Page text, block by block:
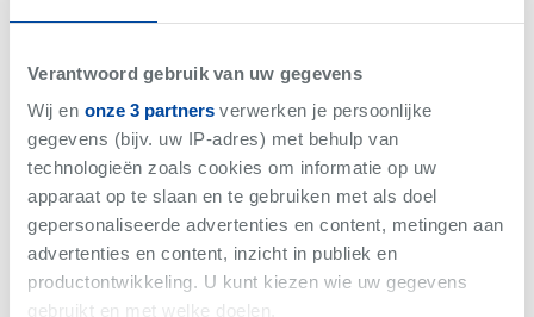
Verantwoord gebruik van uw gegevens
Wij en onze 3 partnersverwerken je persoonlijke
gegevens (bijv. uw IP-adres) met behulp van
technologieën zoals cookies om informatie op uw
apparaat op te slaan en te gebruiken met als doel
gepersonaliseerde advertenties en content, metingen aan
advertenties en content, inzicht in publiek en
productontwikkeling. U kunt kiezen wie uw gegevens
gebruikt en met welke doelen.